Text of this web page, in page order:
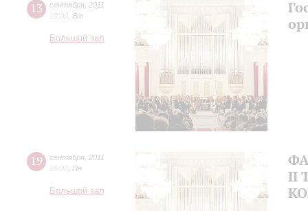
13 сентября 2011
19:00 Вт
Большой зал
19 сентября 2011
19:00 Пн
Большой зал
II